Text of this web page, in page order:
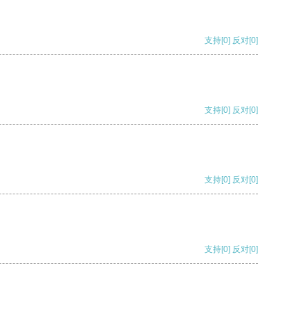
支持[0] 反对[0]
支持[0] 反对[0]
支持[0] 反对[0]
支持[0] 反对[0]